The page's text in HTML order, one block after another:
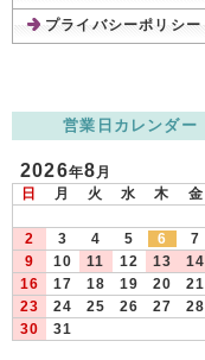
プライバシーポリシー
営業日カレンダー
2026年8月
日
月 火 水 木 金
2
3 4 5 6 7
9
10 11 12 13 14
16
17 18 19 20 21
23
24 25 26 27 28
30
31